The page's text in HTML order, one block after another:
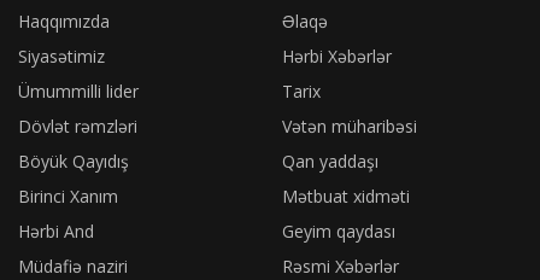
Haqqımızda
Əlaqə
Siyasətimiz
Hərbi Xəbərlər
Ümummilli lider
Tarix
Dövlət rəmzləri
Vətən müharibəsi
Böyük Qayıdış
Qan yaddaşı
Birinci Xanım
Mətbuat xidməti
Hərbi And
Geyim qaydası
Müdafiə naziri
Rəsmi Xəbərlər